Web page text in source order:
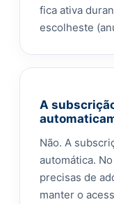
fica ativa
escolheste
A
Não. A
automática.
precisas de
manter o